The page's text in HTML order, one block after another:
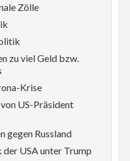
Zölle
zu viel Geld bzw.
Krise
US-Präsident
gegen Russland
USA unter Trump